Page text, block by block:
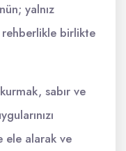
yalnız
rehberlikle birlikte
sabır ve
ele alarak ve